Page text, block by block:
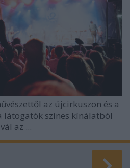
az újcirkuszon és a
látogatók színes kínálatból
az ...